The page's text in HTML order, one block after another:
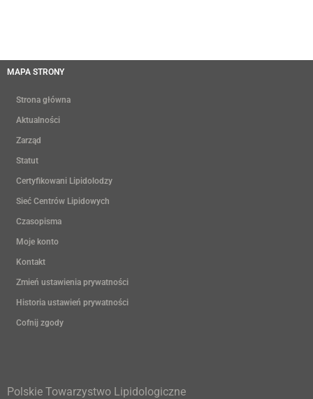
MAPA STRONY
Strona główna
Aktualności
Zarząd
Statut
Certyfikowani Lipidolodzy
Sieć Centrów Lipidowych
Czasopisma
Moje konto
Kontakt
Zmień ustawienia prywatności
Historia ustawień prywatności
Cofnij zgody
Polskie Towarzystwo Lipidologiczne